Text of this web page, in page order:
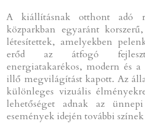
A kiállításnak otthont adó
közparkban egyaránt
létesítettek, amelyekben
erőd az átfogó
energiatakarékos, modern és
illő megvilágítást kapott. Az
különleges vizuális
lehetőséget adnak az
események idején további